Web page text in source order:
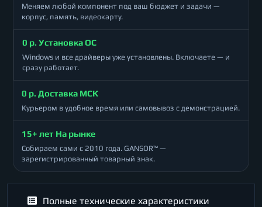
Меняем любой компонент под ваш бюджет и задачи —
корпус, память, видеокарту.
0 р. Установка ОС
Windows и все драйверы уже установлены. Включаете — и
сразу работает.
0 р. Доставка МСК
Курьером в удобное время или самовывоз с демонстрацией.
15+ лет На рынке
Собираем сами с 2010 года. GANSOR™ —
зарегистрированный товарный знак.
Полные технические характеристики